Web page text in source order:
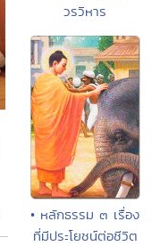
วรวิหาร
• หลักธรรม ๓ เรื่อง
ที่มีประโยชน์ต่อชีวิต